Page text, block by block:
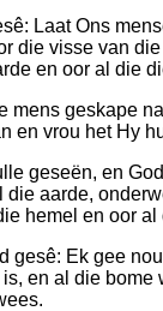
Laat Ons
die visse van
en oor al die
mens geskape
en vrou het Hy
geseën, en
die aarde,
hemel en oor
gesê: Ek gee
en al die bome